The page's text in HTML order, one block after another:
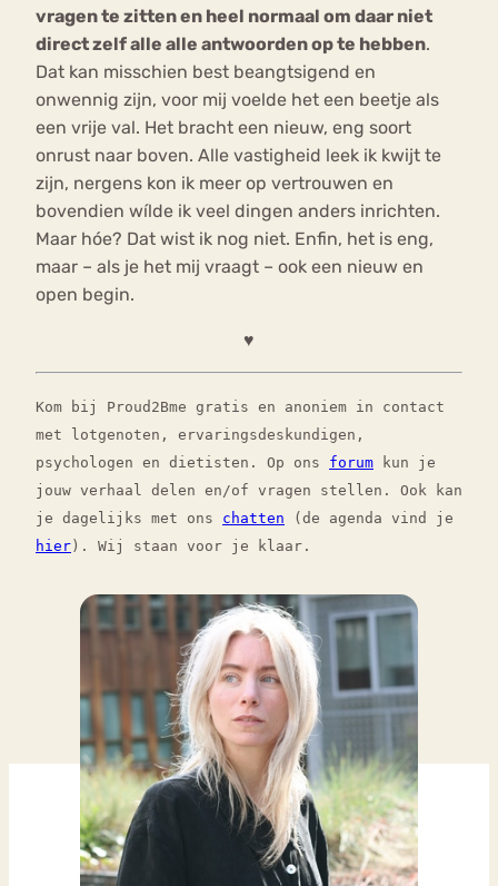
vragen te zitten en heel normaal om daar niet
direct zelf alle alle antwoorden op te hebben.
Dat kan misschien best beangtsigend en
onwennig zijn, voor mij voelde het een beetje als
een vrije val. Het bracht een nieuw, eng soort
onrust naar boven. Alle vastigheid leek ik kwijt te
zijn, nergens kon ik meer op vertrouwen en
bovendien wílde ik veel dingen anders inrichten.
Maar hóe? Dat wist ik nog niet. Enfin, het is eng,
maar – als je het mij vraagt – ook een nieuw en
open begin.
♥
Kom bij Proud2Bme gratis en anoniem in contact
met lotgenoten, ervaringsdeskundigen,
psychologen en dietisten. Op ons forum kun je
jouw verhaal delen en/of vragen stellen. Ook kan
je dagelijks met ons chatten (de agenda vind je
hier). Wij staan voor je klaar.